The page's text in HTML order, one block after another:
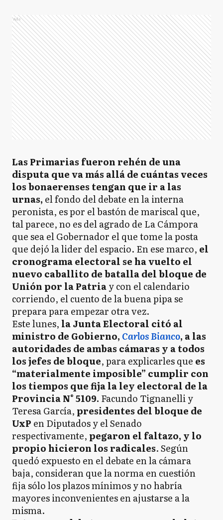
Ads
Las Primarias fueron rehén de una
disputa que va más allá de cuántas veces
los bonaerenses tengan que ir a las
urnas, el fondo del debate en la interna
peronista, es por el bastón de mariscal que,
tal parece, no es del agrado de La Cámpora
que sea el Gobernador el que tome la posta
que dejó la lider del espacio. En ese marco, el
cronograma electoral se ha vuelto el
nuevo caballito de batalla del bloque de
Unión por la Patriay con el calendario
corriendo, el cuento de la buena pipa se
prepara para empezar otra vez.
Este lunes, la Junta Electoral citó al
ministro de Gobierno, Carlos Bianco, a las
autoridades de ambas cámaras y a todos
los jefes de bloque, para explicarles que es
“materialmente imposible” cumplir con
los tiempos que fija la ley electoral de la
Provincia N° 5109. Facundo Tignanelli y
Teresa García, presidentes del bloque de
UxP en Diputados y el Senado
respectivamente, pegaron el faltazo, y lo
propio hicieron los radicales. Según
quedó expuesto en el debate en la cámara
baja, consideran que la norma en cuestión
fija sólo los plazos mínimos y no habría
mayores inconvenientes en ajustarse a la
misma.